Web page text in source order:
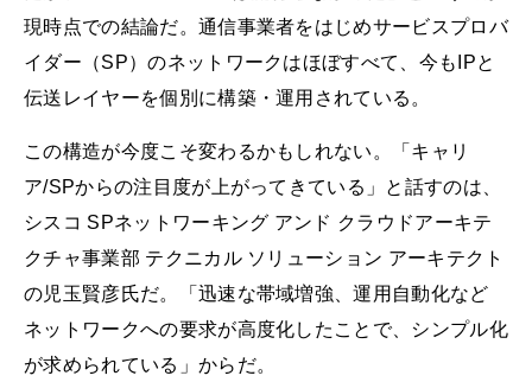
現時点での結論だ。通信事業者をはじめサービスプロバ
イダー（SP）のネットワークはほぼすべて、今もIPと
伝送レイヤーを個別に構築・運用されている。
この構造が今度こそ変わるかもしれない。「キャリ
ア/SPからの注目度が上がってきている」と話すのは、
シスコ SPネットワーキング アンド クラウドアーキテ
クチャ事業部 テクニカル ソリューション アーキテクト
の児玉賢彦氏だ。「迅速な帯域増強、運用自動化など
ネットワークへの要求が高度化したことで、シンプル化
が求められている」からだ。